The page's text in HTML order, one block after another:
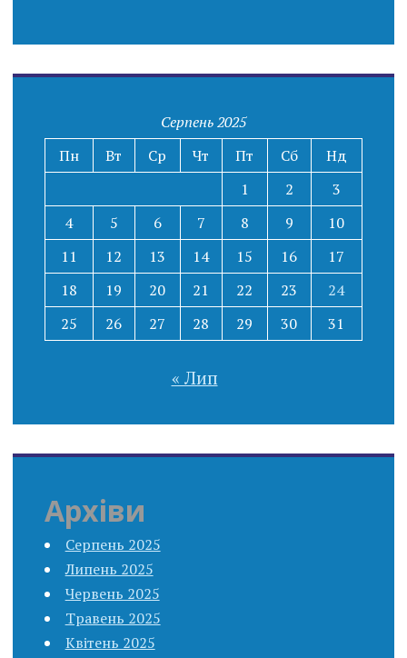
Серпень 2025
Пн
Вт Ср Чт Пт Сб
Нд
1
2
3
4
5 6 7 8 9
10
11
12 13 14 15 16
17
18
19 20 21 22 23
24
25
26 27 28 29 30 31
« Лип
Архіви
Серпень 2025
Липень 2025
Червень 2025
Травень 2025
Квітень 2025